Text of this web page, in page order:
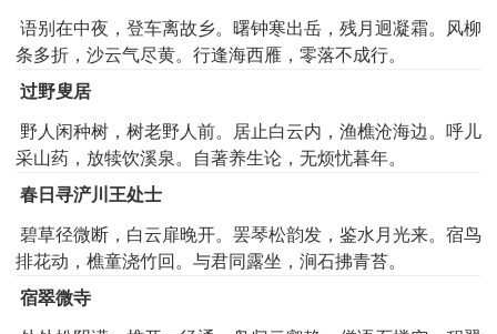
语别在中夜，登车离故乡。曙钟寒出岳，残月迥凝霜。风柳
条多折，沙云气尽黄。行逢海西雁，零落不成行。
过野叟居
野人闲种树，树老野人前。居止白云内，渔樵沧海边。呼儿
采山药，放犊饮溪泉。自著养生论，无烦忧暮年。
春日寻浐川王处士
碧草径微断，白云扉晚开。罢琴松韵发，鉴水月光来。宿鸟
排花动，樵童浇竹回。与君同露坐，涧石拂青苔。
宿翠微寺